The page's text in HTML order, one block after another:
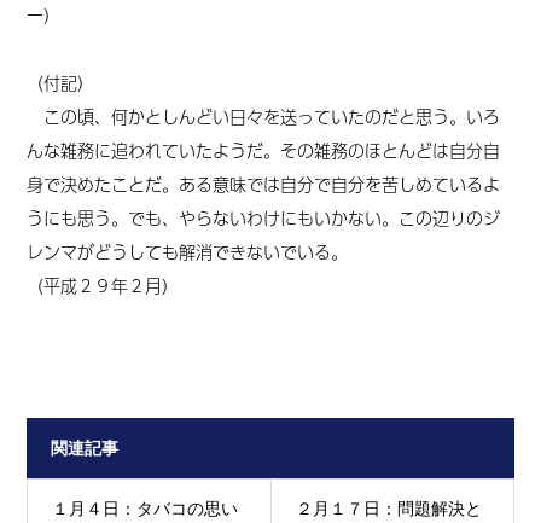
ー）
（付記）
この頃、何かとしんどい日々を送っていたのだと思う。いろ
んな雑務に追われていたようだ。その雑務のほとんどは自分自
身で決めたことだ。ある意味では自分で自分を苦しめているよ
うにも思う。でも、やらないわけにもいかない。この辺りのジ
レンマがどうしても解消できないでいる。
（平成２９年２月）
関連記事
１月４日：タバコの思い
２月１７日：問題解決と